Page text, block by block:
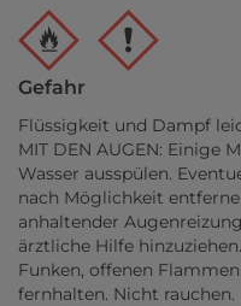
Gefahr
Flüssigkeit und Dampf
MIT DEN AUGEN: Einige
Wasser ausspülen.
nach Möglichkeit
anhaltender
ärztliche Hilfe
Funken, offenen
fernhalten. Nicht